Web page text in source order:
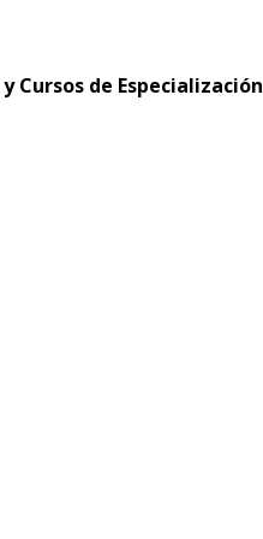
Cursos de Especialización